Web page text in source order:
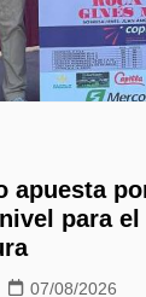
apuesta
para el
07/08/2026